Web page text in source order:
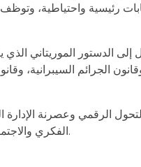
رئيسية واحتياطية،
إلى الدستور الموريتاني
الجرائم السيبرانية،
الرقمي وعصرنة
الفكري والاجتماعي، وتحصين الساحة الرقمية الوطنية من أي انزلاقات تهدد القيم والمبادئ الجامعة للشعب الموريتاني.